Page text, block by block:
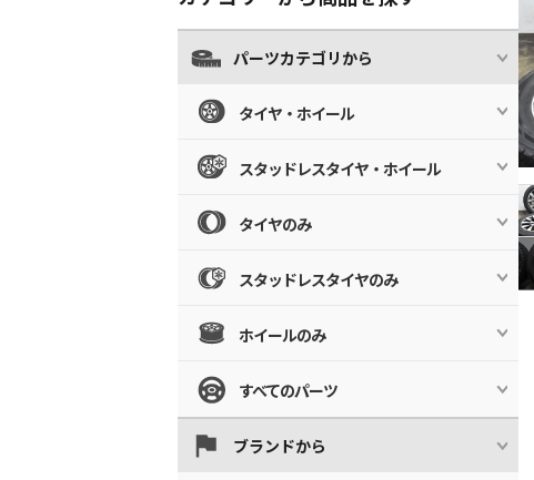
パーツカテゴリから
タイヤ・ホイール
スタッドレスタイヤ・ホイール
タイヤのみ
スタッドレスタイヤのみ
ホイールのみ
すべてのパーツ
ブランドから